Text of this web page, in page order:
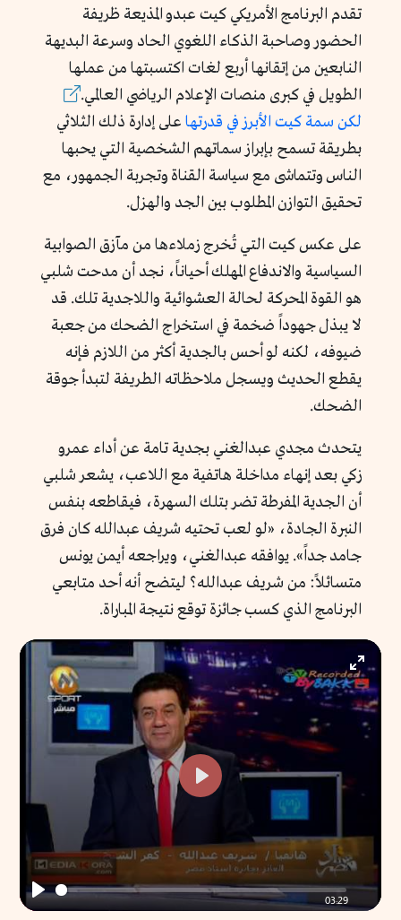
تقدم البرنامج الأمريكي كيت عبدو المذيعة ظريفة
الحضور وصاحبة الذكاء اللغوي الحاد وسرعة البديهة
النابعين من إتقانها أربع لغات اكتسبتها من عملها
الطويل في كبرى منصات الإعلام الرياضي العالمي.
لكن سمة كيت الأبرز في قدرتها على إدارة ذلك الثلاثي
بطريقة تسمح بإبراز سماتهم الشخصية التي يحبها
الناس وتتماشى مع سياسة القناة وتجربة الجمهور، مع
تحقيق التوازن المطلوب بين الجد والهزل.
على عكس كيت التي تُخرج زملاءها من مآزق الصوابية
السياسية والاندفاع المهلك أحياناً، نجد أن مدحت شلبي
هو القوة المحركة لحالة العشوائية واللاجدية تلك. قد
لا يبذل جهوداً ضخمة في استخراج الضحك من جعبة
ضيوفه، لكنه لو أحس بالجدية أكثر من اللازم فإنه
يقطع الحديث ويسجل ملاحظاته الطريفة لتبدأ جوقة
الضحك.
يتحدث مجدي عبدالغني بجدية تامة عن أداء عمرو
زكي بعد إنهاء مداخلة هاتفية مع اللاعب، يشعر شلبي
أن الجدية المفرطة تضر بتلك السهرة، فيقاطعه بنفس
النبرة الجادة، «لو لعب تحتيه شريف عبدالله كان فرق
جامد جداً». يوافقه عبدالغني، ويراجعه أيمن يونس
متسائلاً: من شريف عبدالله؟ ليتضح أنه أحد متابعي
البرنامج الذي كسب جائزة توقع نتيجة المباراة.
Play
03:29
Enter
Play